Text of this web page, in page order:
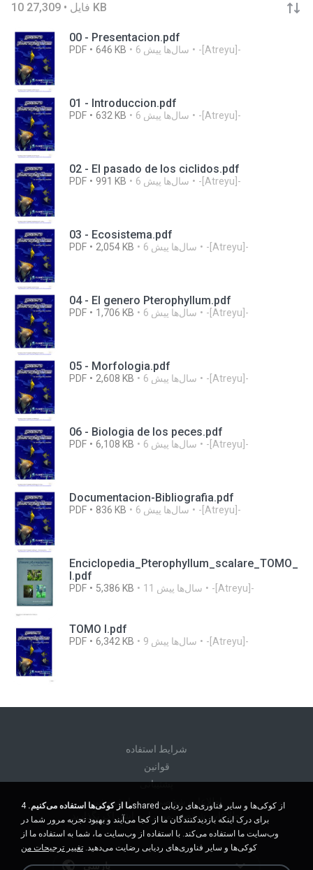
10 فایل • 27,309 KB
00 - Presentacion.pdf
PDF 646 KB 6 سال‌ها پیش -[Atreyu]-
01 - Introduccion.pdf
PDF 632 KB 6 سال‌ها پیش -[Atreyu]-
02 - El pasado de los ciclidos.pdf
PDF 991 KB 6 سال‌ها پیش -[Atreyu]-
03 - Ecosistema.pdf
PDF 2,054 KB 6 سال‌ها پیش -[Atreyu]-
04 - El genero Pterophyllum.pdf
PDF 1,706 KB 6 سال‌ها پیش -[Atreyu]-
05 - Morfologia.pdf
PDF 2,608 KB 6 سال‌ها پیش -[Atreyu]-
06 - Biologia de los peces.pdf
PDF 6,108 KB 6 سال‌ها پیش -[Atreyu]-
Documentacion-Bibliografia.pdf
PDF 836 KB 6 سال‌ها پیش -[Atreyu]-
Enciclopedia_Pterophyllum_scalare_TOMO_
I.pdf
PDF 5,386 KB 11 سال‌ها پیش -[Atreyu]-
TOMO I.pdf
PDF 6,342 KB 9 سال‌ها پیش -[Atreyu]-
شرايط استفاده
قوانين
پشتیبانی
اطلاعات شخصی من را نفروشید
اطلاعات شخصی من را به اشتراک نگذارید
پارسی
ما از کوکی‌ها استفاده می‌کنیم. 4shared از کوکی‌ها و سایر فناوری‌های ردیابی
برای درک اینکه بازدیدکنندگان ما از کجا می‌آیند و بهبود تجربه مرور شما در
وب‌سایت ما استفاده می‌کند. با استفاده از وب‌سایت ما، شما به استفاده ما از
کوکی‌ها و سایر فناوری‌های ردیابی رضایت می‌دهید. تغییر ترجیحات من